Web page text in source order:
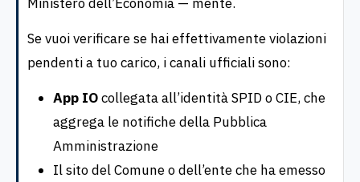
Se vuoi verificare se hai effettivamente violazioni
pendenti a tuo carico, i canali ufficiali sono:
App IOcollegata all’identità SPID o CIE, che
aggrega le notifiche della Pubblica
Amministrazione
Il sito del Comune o dell’ente che ha emesso